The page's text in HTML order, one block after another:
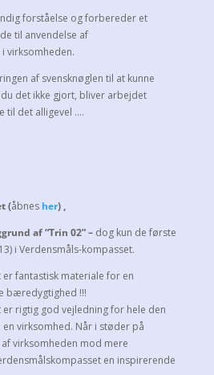
forståelse og forbereder et
til anvendelse af
virksomheden.
af svensknøglen til at kunne
det ikke gjort, bliver arbejdet
til det alligevel ….
(åbnes her) ,
af “Trin 02”– dog kun de første
i Verdensmåls-kompasset.
fantastisk materiale for en
bæredygtighed !!!
rigtig god vejledning for hele den
virksomhed. Når i støder på
virksomheden mod mere
en inspirerende